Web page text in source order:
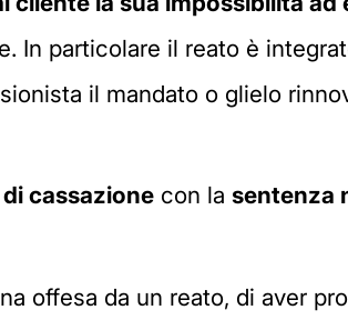
In particolare il reato è
il mandato o glielo
cassazione con la sentenza
offesa da un reato, di aver